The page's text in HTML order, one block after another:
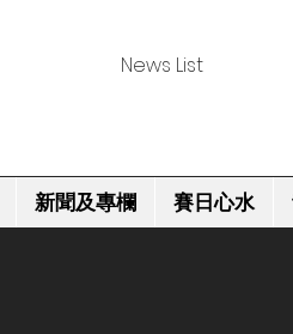
News List
新聞及專欄 賽日心水